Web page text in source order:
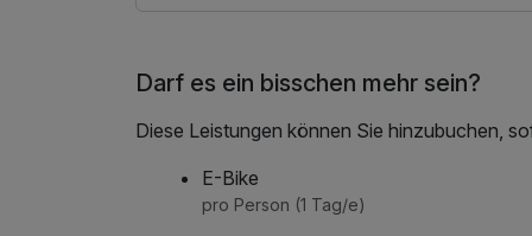
Darf es ein bisschen mehr sein?
Diese Leistungen können Sie hinzubuchen,
E-Bike
pro Person (1 Tag/e)